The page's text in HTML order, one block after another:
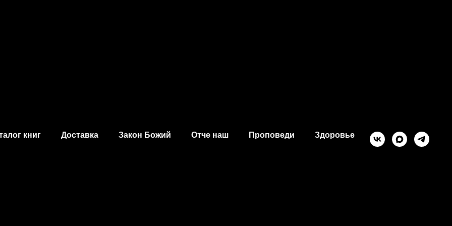
книг Доставка Закон Божий Отче наш Проповеди Здоровье